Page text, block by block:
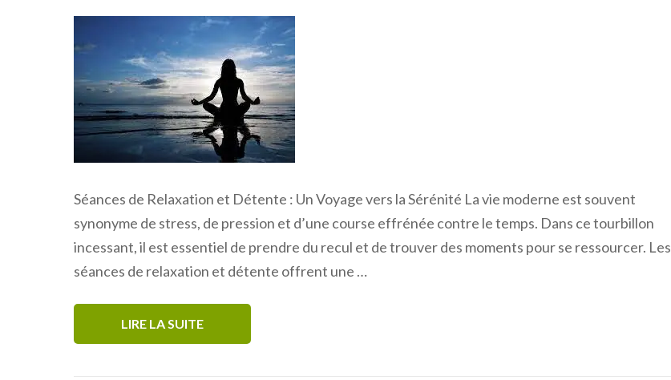
Séances de Relaxation et Détente : Un Voyage vers la Sérénité La vie moderne est souvent
synonyme de stress, de pression et d’une course effrénée contre le temps. Dans ce tourbillon
incessant, il est essentiel de prendre du recul et de trouver des moments pour se ressourcer. Les
séances de relaxation et détente offrent une …
LIRE LA SUITE